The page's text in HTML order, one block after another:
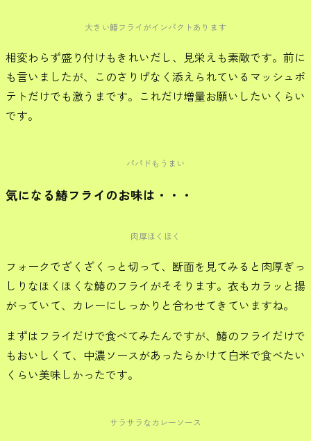
大きい鰆フライがインパクトあります
相変わらず盛り付けもきれいだし、見栄えも素敵です。前に
も言いましたが、このさりげなく添えられているマッシュポ
テトだけでも激うまです。これだけ増量お願いしたいくらい
です。
パパドもうまい
気になる鰆フライのお味は・・・
肉厚ほくほく
フォークでざくざくっと切って、断面を見てみると肉厚ぎっ
しりなほくほくな鰆のフライがそそります。衣もカラッと揚
がっていて、カレーにしっかりと合わせてきていますね。
まずはフライだけで食べてみたんですが、鰆のフライだけで
もおいしくて、中濃ソースがあったらかけて白米で食べたい
くらい美味しかったです。
サラサラなカレーソース